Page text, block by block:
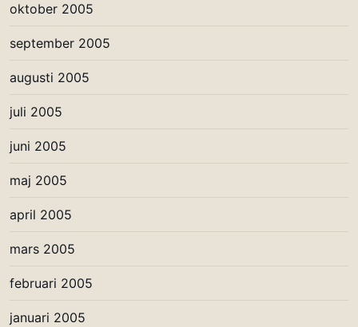
oktober 2005
september 2005
augusti 2005
juli 2005
juni 2005
maj 2005
april 2005
mars 2005
februari 2005
januari 2005